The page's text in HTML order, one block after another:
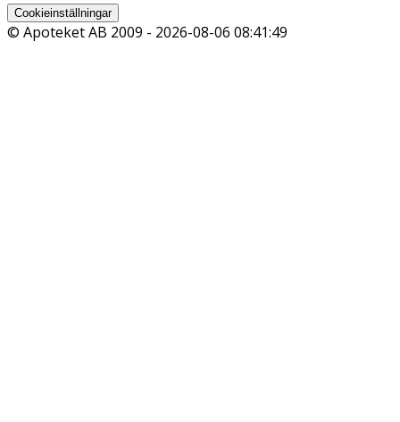
Cookieinställningar
© Apoteket AB 2009 - 2026-08-06 08:41:49